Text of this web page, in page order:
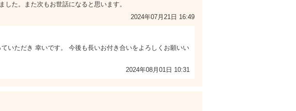
た。また次もお世話になると思います。
2024年07月21日 16:49
いただき 幸いです。 今後も長いお付き合いをよろしくお願いい
2024年08月01日 10:31